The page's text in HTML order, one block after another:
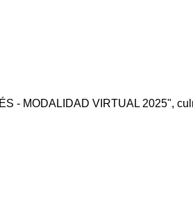
- MODALIDAD VIRTUAL 2025",